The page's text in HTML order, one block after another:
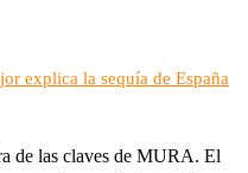
explica la sequía de España
de las claves de MURA. El